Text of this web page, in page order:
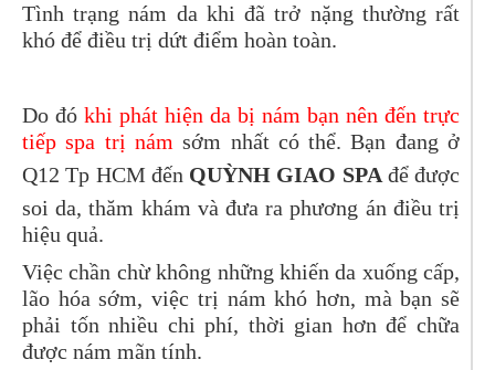
Tình trạng nám da khi đã trở nặng thường rất
khó để điều trị dứt điểm hoàn toàn.
Do đó khi phát hiện da bị nám bạn nên đến trực
tiếp spa trị nám sớm nhất có thể. Bạn đang ở
Q12 Tp HCM đến QUỲNH GIAO SPA để được
soi da, thăm khám và đưa ra phương án điều trị
hiệu quả.
Việc chần chừ không những khiến da xuống cấp,
lão hóa sớm, việc trị nám khó hơn, mà bạn sẽ
phải tốn nhiều chi phí, thời gian hơn để chữa
được nám mãn tính.